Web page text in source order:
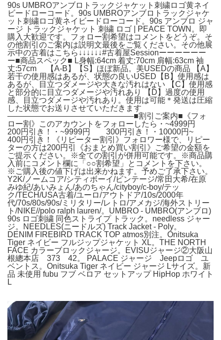
90s UMBROアンブロトラックジャケット刺繍ロゴ黄ネイ
ビードローコード。90s UMBROアンブロトラックジャケ
ット刺繍ロゴ黄ネイビードローコード。90s アンブロ ジャ
ージ トラックジャケット 刺繍 ロゴ | PEACE TOWN。即
購入大歓迎です。フォロー割希望はコメントをどうぞ。そ
の他割引のご案内は説明文最後をご覧ください。その他展
示中の古着はこちら↓↓↓↓↓↓#古着屋Sessionーーーーーー
ー■商品スペック■ L身幅:64cm 着丈:70cm 肩幅:63cm 袖
丈:57cm 【A-B】【S】ほぼ新品。美USEDの商品 【A】
若干の使用感はあるが、状態の良いUSED【B】使用感は
あるが、目立つダメージや大きな汚れはない 【C】使用感
と部分的に目立つダメージや汚れあり 【D】過度の使用
感、目立つダメージや汚れあり。使用は可能＊発送は圧縮
した状態でお送りさせていただきます
————————————————■割引ご案内■《フォ
ロー割》このアカウントをフォローしたら・~4999円
200円引き！・~9999円 300円引き！・10000円~
400円引き！《リピーター割引》フォロワー様で、リピー
ターの方は200円引《おまとめ買い割引》ご希望の金額を
ご提示ください。※全ての割引が併用可能です。※商品購
入前にコメント欄に「○○割希望」とコメントを下さい。
※ご購入後の値下げは出来かねます。予めご了承下さい。
Y2K/ノームコア/シティボーイ/ビンテージ/常田大希/在原
みゆ紀/あいみょん/あのちゃん/cityboy/c-boy/テッ
ク/TECH/USA古着/ユーロ/アウトドア/10s/2000年
代/70s/80s/90s/ミリタリー/レトロ/アメカジ/海外ストリー
ト/NIKE//polo ralph lauren/。UMBRO - UMBRO(アンブロ)
90s ロゴ刺繍 同色ストライプ トラック。needless ジャー
ジ。NEEDLES(ニードルズ) Track Jacket - Poly。
DENIM FIREBIRD TRACK TOP atmos別注。Onitsuka
Tiger ネイビー フルジップジャケット XL。THE NORTH
FACE カラーブロックジャージ。EVISUジャージ②大阪山
根總本店 373 42。 PALACE ジャージ Jeepロゴ ユ
ベントス。Onitsuka Tiger ネイビー ジャージ Lサイズ。新
品 未使用 fubu フブ ベロア セットアップ HipHop ホワイト
L